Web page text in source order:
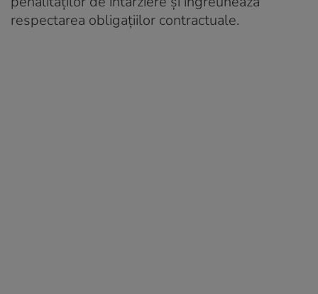
respectarea obligaţiilor contractuale.